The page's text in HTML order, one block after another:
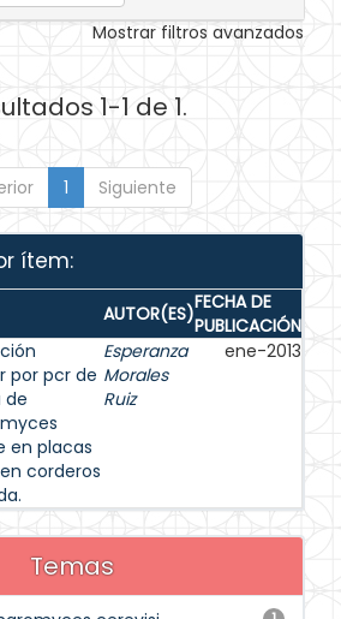
Mostrar filtros avanzados
1-1 de 1.
1 Siguiente
ítem:
AUTOR(ES)FECHA DE
PUBLICACIÓN
por pcr de
de
en placas
corderos
Esperanza
Morales
Ruiz
ene-2013
Temas